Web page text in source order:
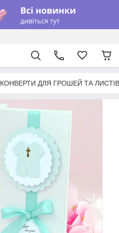
КОНВЕРТИ ДЛЯ ГРОШЕЙ ТА